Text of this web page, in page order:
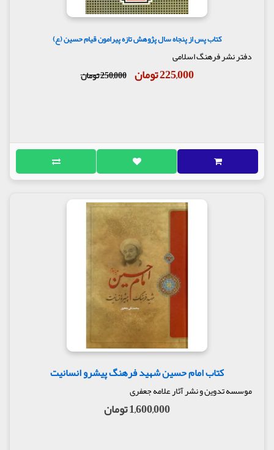
کتاب پس از پنجاه سال پژوهش تازه پیرامون قیام حسین (ع)
دفتر نشر فرهنگ اسلامی
225,000 تومان 250,000 تومان
کتاب امام حسین شهید فرهنگ پیشرو انسانیت
موسسه تدوین و نشر آثار علامه جعفری
1,600,000 تومان